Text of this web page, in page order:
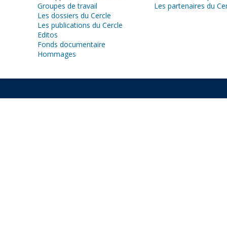
Groupes de travail
Les dossiers du Cercle
Les publications du Cercle
Editos
Fonds documentaire
Hommages
Les partenaires du